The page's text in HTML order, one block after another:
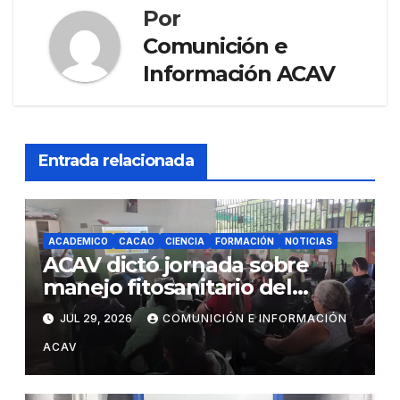
Por
Comunición e
Información ACAV
Entrada relacionada
ACADEMICO CACAO CIENCIA FORMACIÓN NOTICIAS
ACAV dictó jornada sobre
manejo fitosanitario del
cacao a productores del
estado Barinas
JUL 29, 2026 COMUNICIÓN E INFORMACIÓN
ACAV